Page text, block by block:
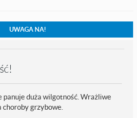
UWAGA NA!
duża wilgotność. Wrażliwe
grzybowe.